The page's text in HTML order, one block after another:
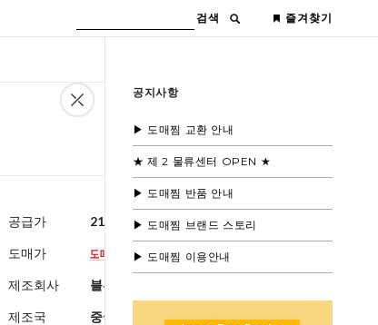
검색 즐겨찾기
공지사항
▶ 도매찜 교환 안내
★ 제 2 물류센터 OPEN ★
▶ 도매찜 반품 안내
▶ 도매찜 브랜드 스토리
▶ 도매찜 이용안내
공급가 21,000원(부가세별도)
도매가
제조회사 블루모드 제휴사
제조국 중국